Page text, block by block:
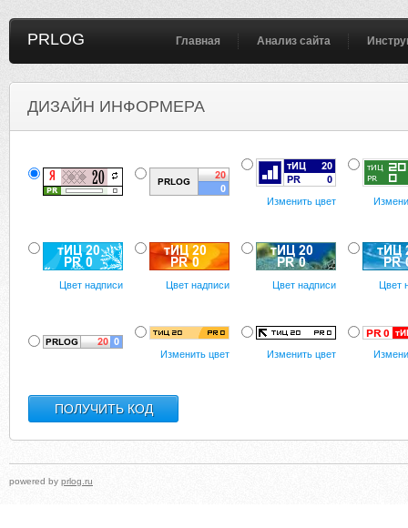
PRLOG Главная Анализ сайта
ДИЗАЙН ИНФОРМЕРА
Изменить цвет
Цвет надписи Цвет надписи Цвет надписи Цвет
Изменить цвет Изменить цвет
powered by prlog.ru